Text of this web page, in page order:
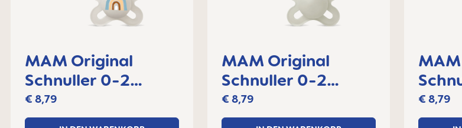
MAM Original
Schnuller 0-2
Monate, 2er Set
€ 8,79
MAM Original
Schnuller 0-2
Monate, 2er Set
€ 8,79 € 8,79